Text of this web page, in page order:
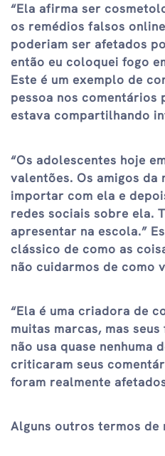
“Ela afirma ser
os remédios falsos
poderiam ser afetados
então eu coloquei fogo
Este é um exemplo de
pessoa nos comentários
estava compartilhando
“Os adolescentes hoje
valentões. Os amigos da
importar com ela e
redes sociais sobre ela.
apresentar na escola.”
clássico de como as
não cuidarmos de como
“Ela é uma criadora de
muitas marcas, mas
não usa quase nenhuma
criticaram seus
foram realmente
Alguns outros termos de